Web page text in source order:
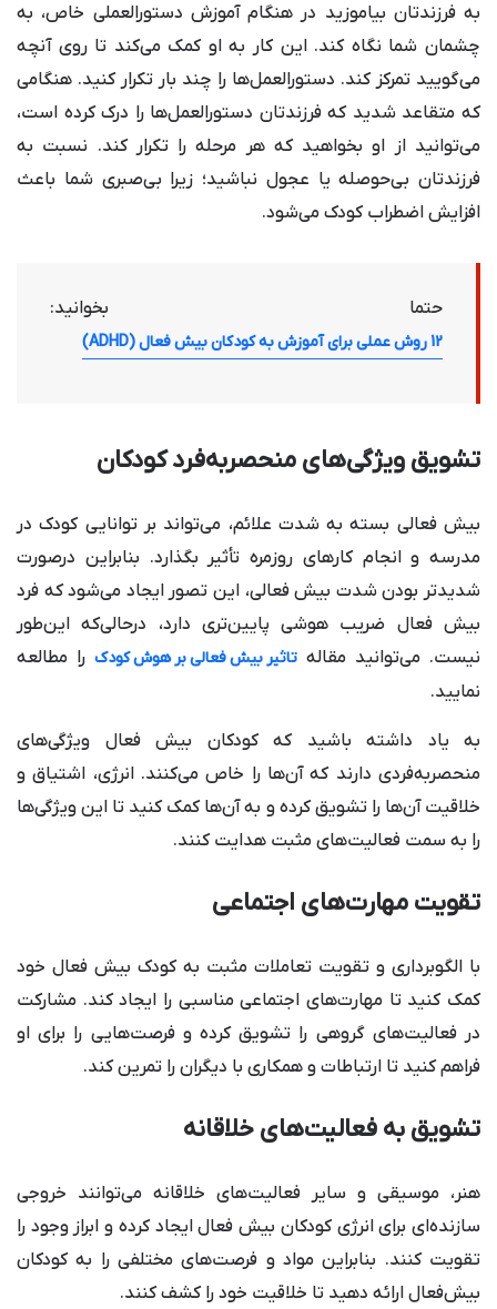
به فرزندتان بیاموزید در هنگام آموزش دستورالعملی خاص، به
چشمان شما نگاه کند. این کار به او کمک می‌کند تا روی آنچه
می‌گویید تمرکز کند. دستورالعمل‌ها را چند بار تکرار کنید. هنگامی
که متقاعد شدید که فرزندتان دستورالعمل‌ها را درک کرده است،
می‌توانید از او بخواهید که هر مرحله را تکرار کند. نسبت به
فرزندتان بی‌حوصله یا عجول نباشید؛ زیرا بی‌صبری شما باعث
افزایش اضطراب کودک می‌شود.
حتما بخوانید:
12 روش عملی برای آموزش به کودکان بیش فعال (ADHD)
تشویق ویژگی‌های منحصربه‌فرد کودکان
بیش فعالی بسته به شدت علائم، می‌تواند بر توانایی کودک در
مدرسه و انجام کارهای روزمره تأثیر بگذارد. بنابراین درصورت
شدیدتر بودن شدت بیش فعالی، این تصور ایجاد می‌شود که فرد
بیش فعال ضریب هوشی پایین‌تری دارد، درحالی‌که این‌طور
نیست. می‌توانید مقاله تاثیر بیش فعالی بر هوش کودک را مطالعه
نمایید.
به یاد داشته باشید که کودکان بیش فعال ویژگی‌های
منحصربه‌فردی دارند که آن‌ها را خاص می‌کنند. انرژی، اشتیاق و
خلاقیت آن‌ها را تشویق کرده و به آن‌ها کمک کنید تا این ویژگی‌ها
را به سمت فعالیت‌های مثبت هدایت کنند.
تقویت مهارت‌های اجتماعی
با الگوبرداری و تقویت تعاملات مثبت به کودک بیش فعال خود
کمک کنید تا مهارت‌های اجتماعی مناسبی را ایجاد کند. مشارکت
در فعالیت‌های گروهی را تشویق کرده و فرصت‌هایی را برای او
فراهم کنید تا ارتباطات و همکاری با دیگران را تمرین کند.
تشویق به فعالیت‌های خلاقانه
هنر، موسیقی و سایر فعالیت‌های خلاقانه می‌توانند خروجی
سازنده‌ای برای انرژی کودکان بیش فعال ایجاد کرده و ابراز وجود را
تقویت کنند. بنابراین مواد و فرصت‌های مختلفی را به کودکان
بیش‌فعال ارائه دهید تا خلاقیت خود را کشف کنند.